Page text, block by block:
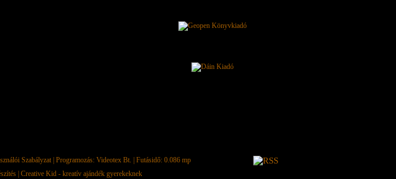
Szabályzat| Programozás: Videotex Bt. | Futásidő: 0.086 mp
| Creative Kid - kreatív ajándék gyerekeknek